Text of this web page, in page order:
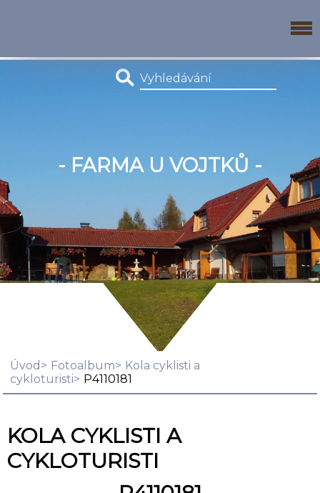
- FARMA U VOJTKŮ -
Úvod Fotoalbum
Kola cyklisti a
cykloturisti
P4110181
KOLA CYKLISTI A
CYKLOTURISTI